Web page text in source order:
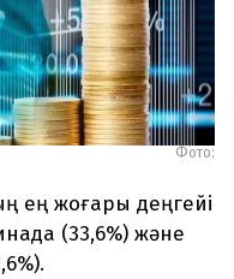
Фото:
ең жоғары деңгейі
(33,6%) және